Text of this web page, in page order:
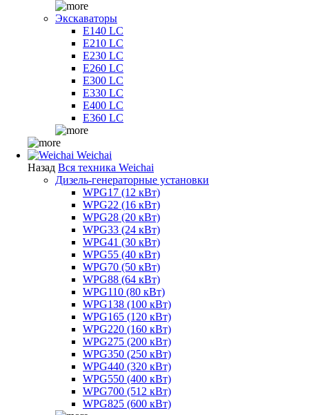
Экскаваторы
E140 LC
E210 LC
E230 LC
E260 LC
E300 LC
E330 LC
E400 LC
E360 LC
Weichai
Назад Вся техника Weichai
Дизель-генераторные установки
WPG17 (12 кВт)
WPG22 (16 кВт)
WPG28 (20 кВт)
WPG33 (24 кВт)
WPG41 (30 кВт)
WPG55 (40 кВт)
WPG70 (50 кВт)
WPG88 (64 кВт)
WPG110 (80 кВт)
WPG138 (100 кВт)
WPG165 (120 кВт)
WPG220 (160 кВт)
WPG275 (200 кВт)
WPG350 (250 кВт)
WPG440 (320 кВт)
WPG550 (400 кВт)
WPG700 (512 кВт)
WPG825 (600 кВт)